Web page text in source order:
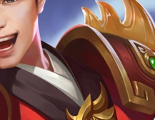
剑网3旗舰版 新天龙八部
诛仙世界 新仙侠5